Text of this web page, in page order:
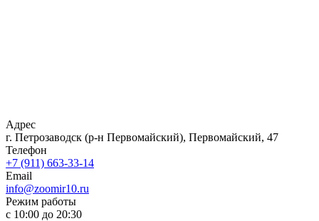
Адрес
г. Петрозаводск (р-н Первомайский), Первомайский, 47
Телефон
+7 (911) 663-33-14
Email
info@zoomir10.ru
Режим работы
с 10:00 до 20:30